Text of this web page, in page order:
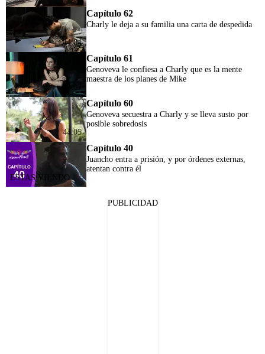
44:04
Capítulo 62
Charly le deja a su familia una carta de despedida
Capítulo 61
Genoveva le confiesa a Charly que es la mente
maestra de los planes de Mike
44:05
Capítulo 60
Genoveva secuestra a Charly y se lleva susto por
posible sobredosis
Capítulo 40
Juancho entra a prisión, y por órdenes externas,
atentan contra él
PUBLICIDAD